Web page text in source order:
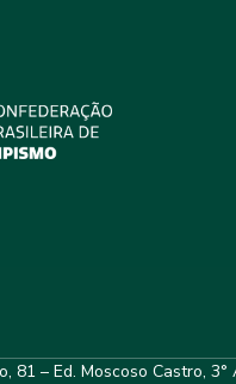
81 – Ed. Moscoso Castro, 3°